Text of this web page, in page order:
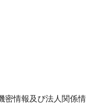
密情報及び法人関係